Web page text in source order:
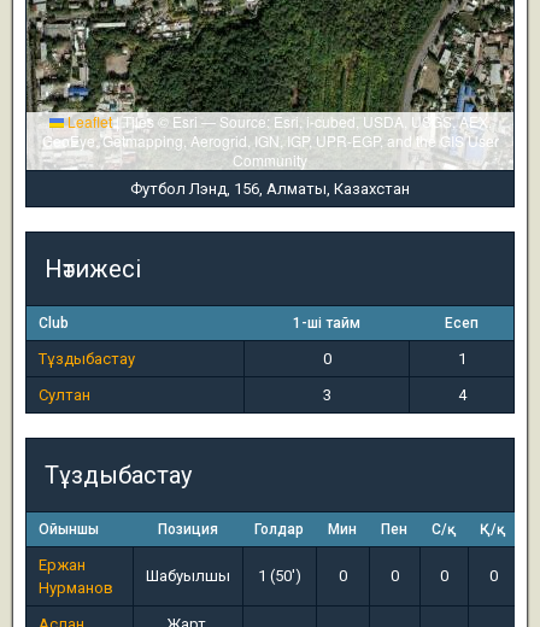
Leaflet|Tiles © Esri — Source: Esri, i-cubed, USDA, USGS, AEX,
GeoEye, Getmapping, Aerogrid, IGN, IGP, UPR-EGP, and the GIS User
Community
Футбол Лэнд, 156, Алматы, Казахстан
Нәтижесі
Club 1-ші тайм Есеп
Тұздыбастау 0
1
Султан
3 4
Тұздыбастау
Ойыншы Позиция Голдар Мин Пен С/қ Қ/қ
Ержан
Нурманов
Шабуылшы 1 (50') 0 0 0 0